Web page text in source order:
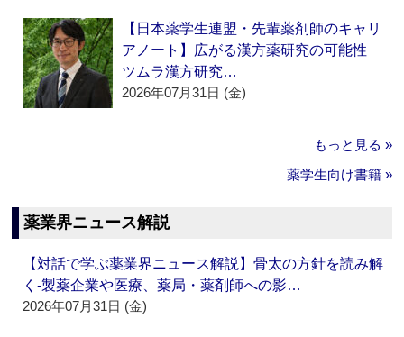
【日本薬学生連盟・先輩薬剤師のキャリ
アノート】広がる漢方薬研究の可能性
ツムラ漢方研究…
2026年07月31日 (金)
もっと見る »
薬学生向け書籍 »
薬業界ニュース解説
【対話で学ぶ薬業界ニュース解説】骨太の方針を読み解
く‐製薬企業や医療、薬局・薬剤師への影…
2026年07月31日 (金)